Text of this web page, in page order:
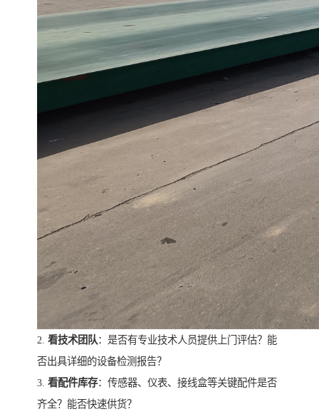
2. 看技术团队：是否有专业技术人员提供上门评估？能
否出具详细的设备检测报告？
3. 看配件库存：传感器、仪表、接线盒等关键配件是否
齐全？能否快速供货？